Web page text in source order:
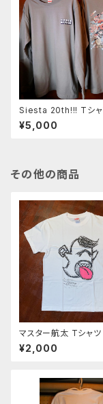
Siesta 20th!!! Tシ
ストーングレー
¥5,000
その他の商品
マスター航太 Tシャツ
¥2,000